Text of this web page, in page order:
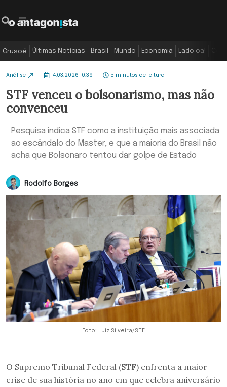
Crusoé Últimas Notícias Brasil Mundo Economia Lado oa!
Análise 14.03.2026 10:39 5 minutos de leitura
STF venceu o bolsonarismo, mas não
convenceu
Pesquisa indica STF como a instituição mais associada
ao escândalo do Master, e que a maioria do Brasil não
acha que Bolsonaro tentou dar golpe de Estado
Rodolfo Borges
Foto: Luiz Silveira/STF
O Supremo Tribunal Federal (STF) enfrenta a maior
crise de sua história no ano em que celebra aniversário